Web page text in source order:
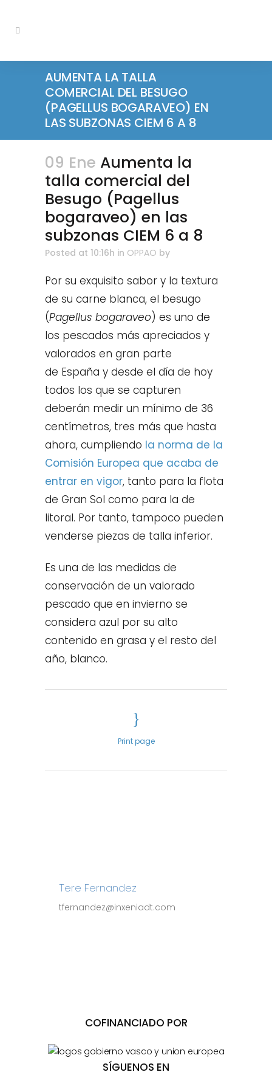
AUMENTA LA TALLA
COMERCIAL DEL BESUGO
(PAGELLUS BOGARAVEO) EN
LAS SUBZONAS CIEM 6 A 8
09 Ene Aumenta la
talla comercial del
Besugo (Pagellus
bogaraveo) en las
subzonas CIEM 6 a 8
Posted at 10:16h in OPPAO by
Por su exquisito sabor y la textura
de su carne blanca, el besugo
(Pagellus bogaraveo) es uno de
los pescados más apreciados y
valorados en gran parte
de España y desde el día de hoy
todos los que se capturen
deberán medir un mínimo de 36
centímetros, tres más que hasta
ahora, cumpliendo la norma de la
Comisión Europea que acaba de
entrar en vigor, tanto para la flota
de Gran Sol como para la de
litoral. Por tanto, tampoco pueden
venderse piezas de talla inferior.
Es una de las medidas de
conservación de un valorado
pescado que en invierno se
considera azul por su alto
contenido en grasa y el resto del
año, blanco.
Print page
Tere Fernandez
tfernandez@inxeniadt.com
COFINANCIADO POR
SÍGUENOS EN